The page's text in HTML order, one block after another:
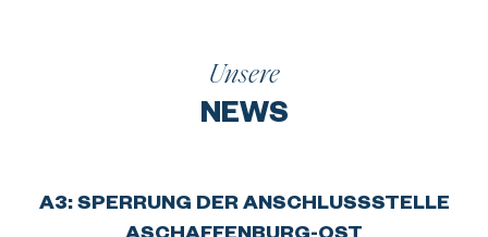
Unsere
NEWS
A3: SPERRUNG DER ANSCHLUSSSTELLE
ASCHAFFENBURG-OST